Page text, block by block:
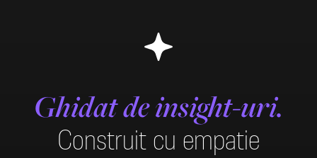
Ghidat de insight-uri.
Construit cu empatie